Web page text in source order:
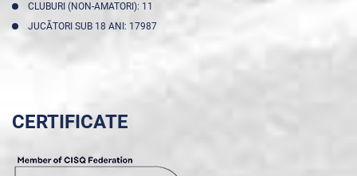
CLUBURI (NON-AMATORI): 11
JUCĂTORI SUB 18 ANI: 17987
CERTIFICATE